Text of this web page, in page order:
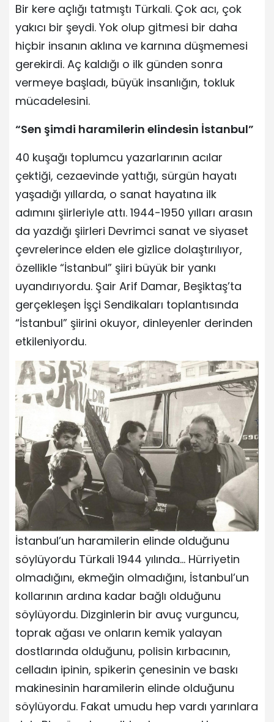
Bir kere açlığı tatmıştı Türkali. Çok acı, çok
yakıcı bir şeydi. Yok olup gitmesi bir daha
hiçbir insanın aklına ve karnına düşmemesi
gerekirdi. Aç kaldığı o ilk günden sonra
vermeye başladı, büyük insanlığın, tokluk
mücadelesini.
“Sen şimdi haramilerin elindesin İstanbul”
40 kuşağı toplumcu yazarlarının acılar
çektiği, cezaevinde yattığı, sürgün hayatı
yaşadığı yıllarda, o sanat hayatına ilk
adımını şiirleriyle attı. 1944-1950 yılları arasın
da yazdığı şiirleri Devrimci sanat ve siyaset
çevrelerince elden ele gizlice dolaştırılıyor,
özellikle “İstanbul” şiiri büyük bir yankı
uyandırıyordu. Şair Arif Damar, Beşiktaş’ta
gerçekleşen İşçi Sendikaları toplantısında
“İstanbul” şiirini okuyor, dinleyenler derinden
etkileniyordu.
İstanbul’un haramilerin elinde olduğunu
söylüyordu Türkali 1944 yılında… Hürriyetin
olmadığını, ekmeğin olmadığını, İstanbul’un
kollarının ardına kadar bağlı olduğunu
söylüyordu. Dizginlerin bir avuç vurguncu,
toprak ağası ve onların kemik yalayan
dostlarında olduğunu, polisin kırbacının,
celladın ipinin, spikerin çenesinin ve baskı
makinesinin haramilerin elinde olduğunu
söylüyordu. Fakat umudu hep vardı yarınlara